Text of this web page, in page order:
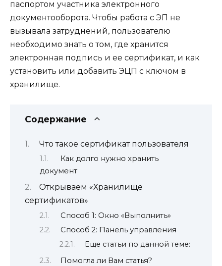
паспортом участника электронного
документооборота. Чтобы работа с ЭП не
вызывала затруднений, пользователю
необходимо знать о том, где хранится
электронная подпись и ее сертификат, и как
установить или добавить ЭЦП с ключом в
хранилище.
Содержание
Что такое сертификат пользователя
Как долго нужно хранить
документ
Открываем «Хранилище
сертификатов»
Способ 1: Окно «Выполнить»
Способ 2: Панель управления
Еще статьи по данной теме:
Помогла ли Вам статья?